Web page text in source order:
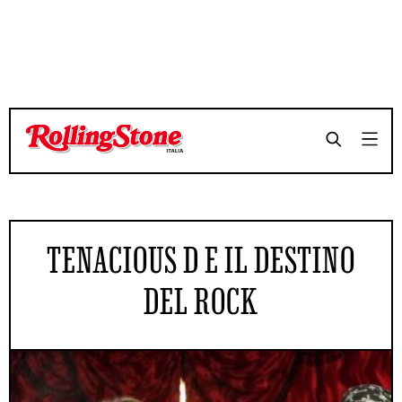
TENACIOUS D E IL DESTINO
DEL ROCK